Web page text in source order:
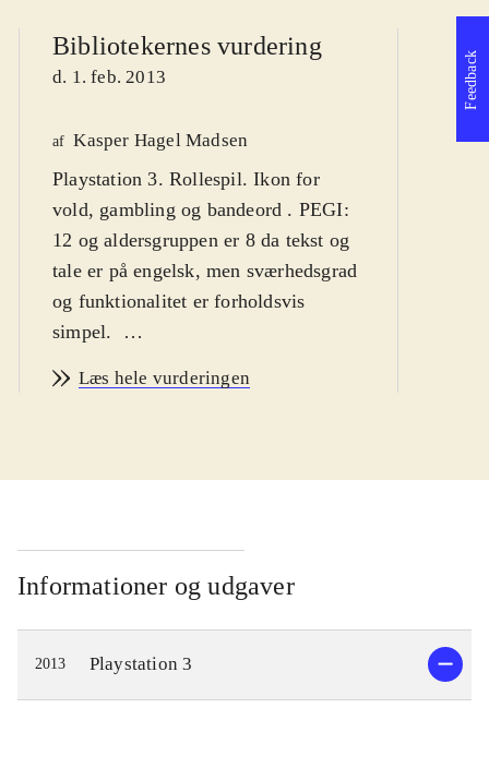
Bibliotekernes vurdering
d. 1. feb. 2013
af Kasper Hagel Madsen
Playstation 3. Rollespil. Ikon for
vold, gambling og bandeord . PEGI:
12 og aldersgruppen er 8 da tekst og
tale er på engelsk, men sværhedsgrad
og funktionalitet er forholdsvis
simpel.
Oliver, som begiver sig ud på en
parallelverdenen Ni no Kuni. På
ekstraordinære karakterer, og flere af
dem bliver hjælpsomme allierede. De
guider Oliver når han udforsker
parallelverdenen og lærer ham
magiske tricks, som vil gøre ham
stærk nok til at konfrontere hans
Læs hele vurderingen
Informationer og udgaver
2013 Playstation 3
Feedback